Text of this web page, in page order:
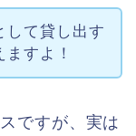
して貸し出す
すよ！
ですが、実は